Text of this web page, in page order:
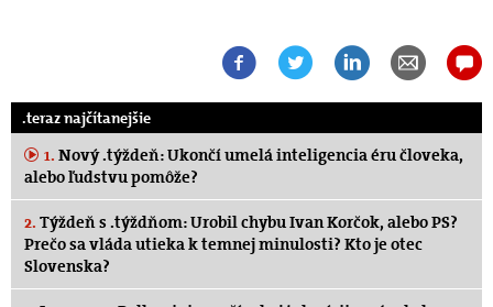
.teraz najčítanejšie
1. Nový .týždeň: Ukončí umelá inteligencia éru človeka,
alebo ľudstvu pomôže?
2. Týždeň s .týždňom: Urobil chybu Ivan Korčok, alebo PS?
Prečo sa vláda utieka k temnej minulosti? Kto je otec
Slovenska?